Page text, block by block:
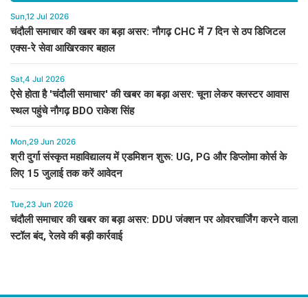
Sun,12 Jul 2026
चंदौली समाचार की खबर का बड़ा असर: नौगढ़ CHC में 7 दिन से ठप डिजिटल
एक्स-रे सेवा आखिरकार बहाल
Sat,4 Jul 2026
ऐसे होता है 'चंदौली समाचार' की खबर का बड़ा असर: चूना लेकर क्लस्टर आवास
स्थल पहुंचे नौगढ़ BDO राकेश सिंह
Mon,29 Jun 2026
श्री दुर्गा संस्कृत महाविद्यालय में एडमिशन शुरू: UG, PG और डिप्लोमा कोर्स के
लिए 15 जुलाई तक करें आवेदन
Tue,23 Jun 2026
चंदौली समाचार की खबर का बड़ा असर: DDU जंक्शन पर ओवरचार्जिंग करने वाला
स्टॉल बंद, रेलवे की बड़ी कार्रवाई